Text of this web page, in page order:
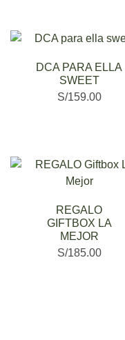
DCA PARA ELLA
SWEET
S/159.00
REGALO
GIFTBOX LA
MEJOR
S/185.00